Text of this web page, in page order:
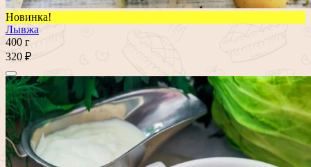
Новинка!
Лывжа
400 г
320 ₽